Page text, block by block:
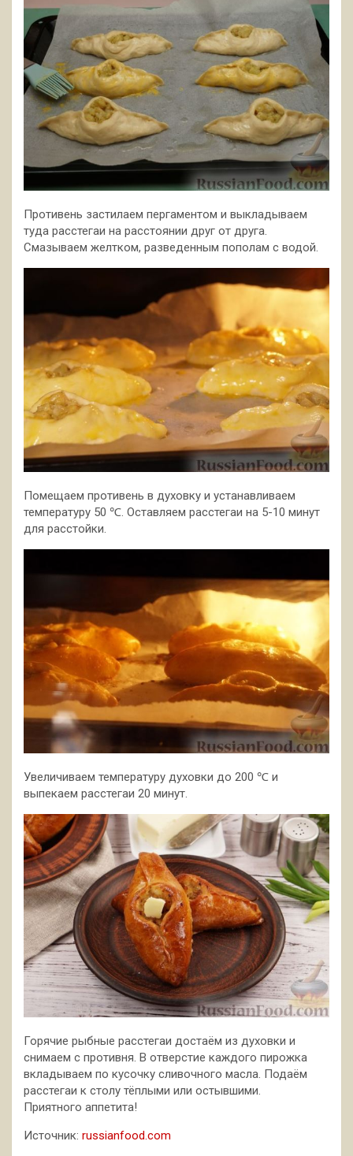
Противень застилаем пергаментом и выкладываем
туда расстегаи на расстоянии друг от друга.
Смазываем желтком, разведенным пополам с водой.
Помещаем противень в духовку и устанавливаем
температуру 50 ℃. Оставляем расстегаи на 5-10 минут
для расстойки.
Увеличиваем температуру духовки до 200 ℃ и
выпекаем расстегаи 20 минут.
Горячие рыбные расстегаи достаём из духовки и
снимаем с противня. В отверстие каждого пирожка
вкладываем по кусочку сливочного масла. Подаём
расстегаи к столу тёплыми или остывшими.
Приятного аппетита!
Источник: russianfood.com